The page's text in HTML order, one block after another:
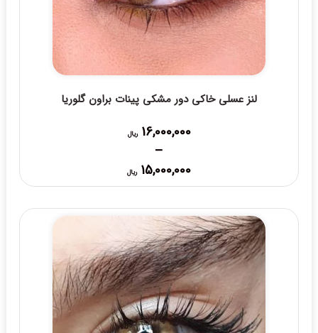
لنز عسلی خاکی دور مشکی پینات براون گلوریا
16,000,000 ریال
–
15,000,000 ریال
Price
range:
through
16,000,000 ریال